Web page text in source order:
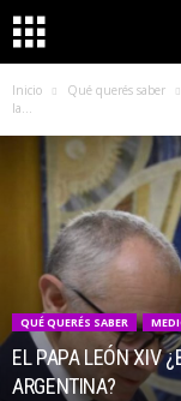
Inicio Qué querés saber
la...
QUÉ QUERÉS SABER
EL PAPA LEÓN XIV
ARGENTINA?